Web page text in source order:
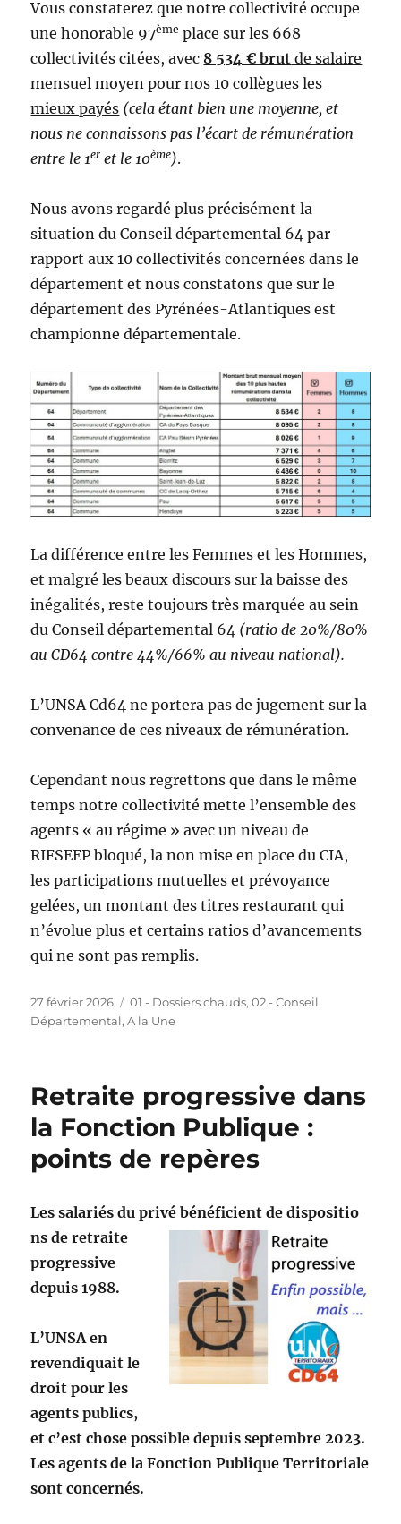
Vous constaterez que notre collectivité occupe
une honorable 97ème place sur les 668
collectivités citées, avec 8 534 € brut de salaire
mensuel moyen pour nos 10 collègues les
mieux payés (cela étant bien une moyenne, et
nous ne connaissons pas l’écart de rémunération
entre le 1er et le 10ème).
Nous avons regardé plus précisément la
situation du Conseil départemental 64 par
rapport aux 10 collectivités concernées dans le
département et nous constatons que sur le
département des Pyrénées-Atlantiques est
championne départementale.
La différence entre les Femmes et les Hommes,
et malgré les beaux discours sur la baisse des
inégalités, reste toujours très marquée au sein
du Conseil départemental 64 (ratio de 20%/80%
au CD64 contre 44%/66% au niveau national).
L’UNSA Cd64 ne portera pas de jugement sur la
convenance de ces niveaux de rémunération.
Cependant nous regrettons que dans le même
temps notre collectivité mette l’ensemble des
agents « au régime » avec un niveau de
RIFSEEP bloqué, la non mise en place du CIA,
les participations mutuelles et prévoyance
gelées, un montant des titres restaurant qui
n’évolue plus et certains ratios d’avancements
qui ne sont pas remplis.
Publié
le
27 février 2026 Catégories
01 - Dossiers chauds,02 - Conseil
Départemental,A la Une
Retraite progressive dans
la Fonction Publique :
points de repères
Les salariés du privé bénéficient de dispositio
ns de retraite
progressive
depuis 1988.
L’UNSAen
revendiquait le
droit pour les
agents publics,
et c’est chose possible depuis septembre 2023.
Les agents de la Fonction Publique Territoriale
sont concernés.